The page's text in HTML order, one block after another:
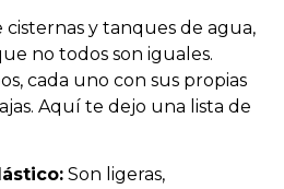
y tanques de agua,
no todos son iguales.
cada uno con sus propias
Aquí te dejo una lista de
Son ligeras,